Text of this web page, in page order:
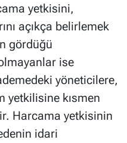
yetkisini,
açıkça belirlemek
gördüğü
olmayanlar ise
yöneticilere,
yetkilisine kısmen
Harcama yetkisinin
idari